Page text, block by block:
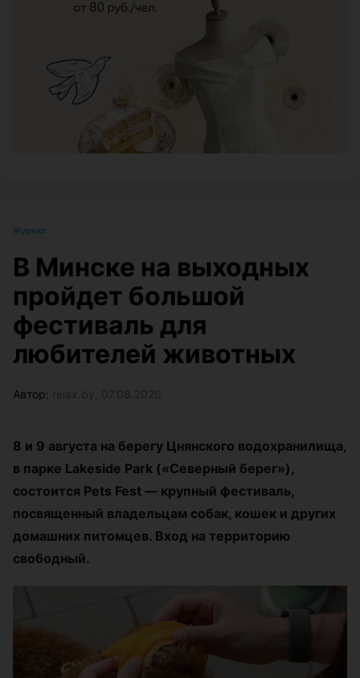
Журнал
В Минске на выходных
пройдет большой
фестиваль для
любителей животных
Автор:
8 и 9 августа на берегу Цнянского водохранилища,
в парке Lakeside Park («Северный берег»),
состоится Pets Fest — крупный фестиваль,
посвященный владельцам собак, кошек и других
домашних питомцев. Вход на территорию
свободный.